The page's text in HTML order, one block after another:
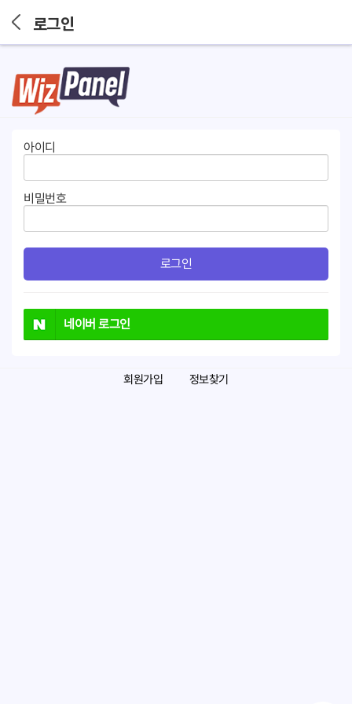
로그인
아이디
비밀번호
로그인
네이버 로그인
회원가입 정보찾기